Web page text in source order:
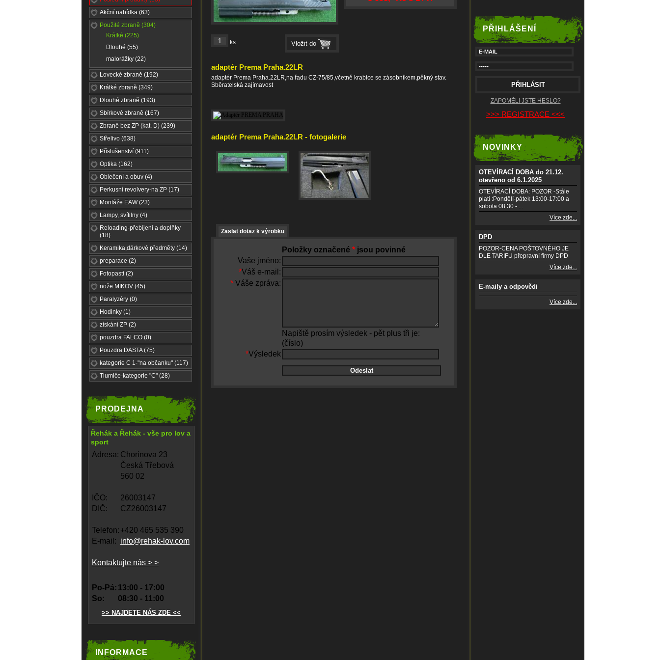
Akční nabídka (63)
Použité zbraně (304)
Krátké (225)
Dlouhé (55)
malorážky (22)
Lovecké zbraně (192)
Krátké zbraně (349)
Dlouhé zbraně (193)
Sbírkové zbraně (167)
Zbraně bez ZP (kat. D) (239)
Střelivo (638)
Příslušenství (911)
Optika (162)
Oblečení a obuv (4)
Perkusní revolvery-na ZP (17)
Montáže EAW (23)
Lampy, svítilny (4)
Reloading-přebíjení a doplňky
(18)
Keramika,dárkové předměty (14)
preparace (2)
Fotopasti (2)
nože MIKOV (45)
Paralyzéry (0)
Hodinky (1)
získání ZP (2)
pouzdra FALCO (0)
Pouzdra DASTA (75)
kategorie C 1-"na občanku" (117)
Tlumiče-kategorie "C" (28)
PRODEJNA
Řehák a Řehák - vše pro lov a
sport
Adresa: Chorinova 23
Česká Třebová
560 02
IČO:
26003147
DIČ:
CZ26003147
Telefon: +420 465 535 390
E-mail: info@rehak-lov.com
Kontaktujte nás > >
Po-Pá: 13:00 - 17:00
So:
08:30 - 11:00
>> NAJDETE NÁS ZDE <<
INFORMACE
ks
adaptér Prema Praha.22LR
adaptér Prema Praha.22LR,na řadu CZ-75/85,včetně krabice se zásobníkem,pěkný stav.
Sběratelská zajímavost
adaptér Prema Praha.22LR - fotogalerie
Zaslat dotaz k výrobku
Položky označené * jsou povinné
Vaše jméno:
*Váš e-mail:
* Váše zpráva:
Napiště prosím výsledek - pět plus tři je:
(číslo)
*Výsledek
PŘIHLÁŠENÍ
ZAPOMĚLI JSTE HESLO?
>>> REGISTRACE <<<
NOVINKY
OTEVÍRACÍ DOBA do 21.12.
otevřeno od 6.1.2025
OTEVÍRACÍ DOBA: POZOR -Stále
platí :Pondělí-pátek 13:00-17:00 a
sobota 08:30 - ...
Více zde...
DPD
POZOR-CENA POŠTOVNÉHO JE
DLE TARIFU přepravní firmy DPD
Více zde...
E-maily a odpovědi
Více zde...